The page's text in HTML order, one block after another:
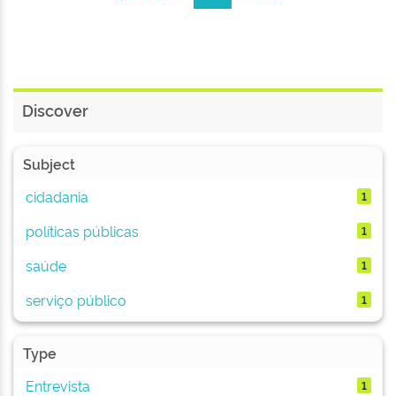
Discover
Subject
cidadania
1
políticas públicas 1
saúde 1
serviço público 1
Type
Entrevista
1